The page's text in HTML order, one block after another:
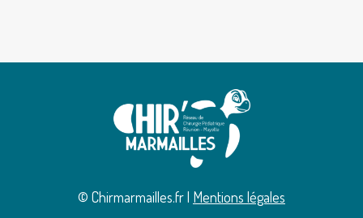
© Chirmarmailles.fr | Mentions légales